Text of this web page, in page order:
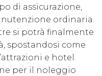
di assicurazione,
ordinaria.
si potrà finalmente
spostandosi come
e hotel.
per il noleggio